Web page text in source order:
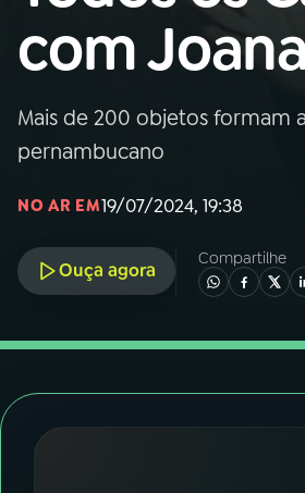
02 A RÁDIO
03PROGRAMAÇÃO
05 PODCASTS
com
Mais de 200 objetos formam
pernambucano
NO AR EM19/07/2024, 19:38
Ouça agora
Compartilhe